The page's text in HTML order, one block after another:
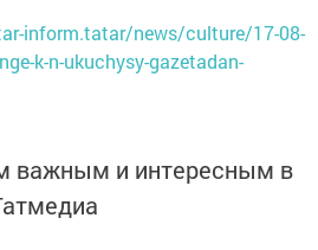
inform.tatar/news/culture/17-08-
k-n-ukuchysy-gazetadan-
важным и интересным в